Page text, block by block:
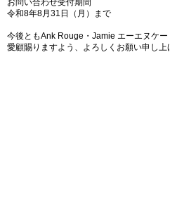
お問い合わせ受付期間
令和8年8月31日（月）まで
今後ともAnk Rouge・Jamie エーエヌケ
愛顧賜りますよう、よろしくお願い申し上